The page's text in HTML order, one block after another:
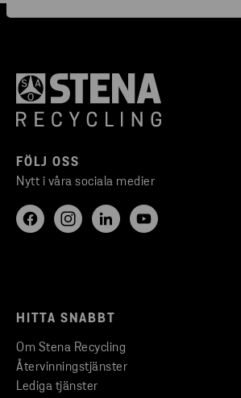
FÖLJ OSS
Nytt i våra sociala medier
HITTA SNABBT
Om Stena Recycling
Återvinningstjänster
Lediga tjänster